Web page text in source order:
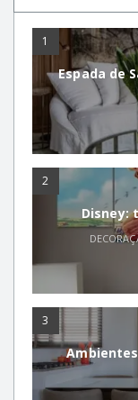
1
Espada de
2
Disney:
3